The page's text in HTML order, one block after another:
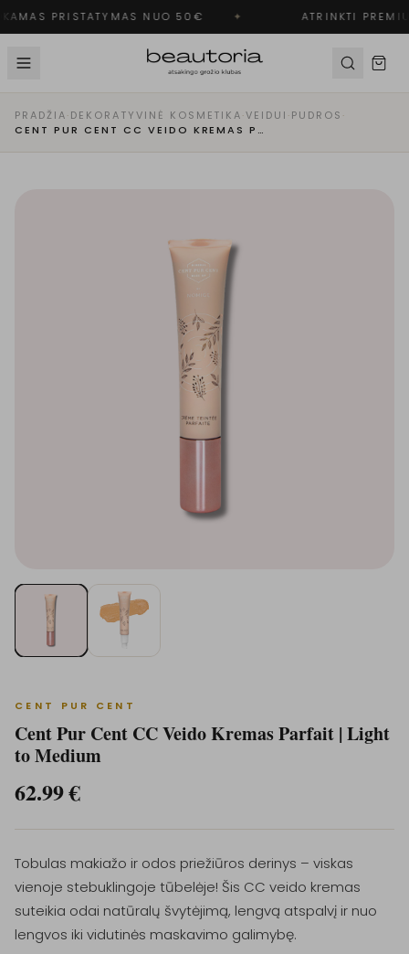
PRISTATYMAS NUO 50€ ✦ ATRINKTI
PRADŽIA·DEKORATYVINĖ KOSMETIKA·VEIDUI ·PUDROS ·
CENT PUR CENT CC VEIDO KREMAS PARFAIT | LIGHT TO MEDIUM
CENT PUR CENT
Cent Pur Cent CC Veido Kremas Parfait | Light
to Medium
62.99€
Tobulas makiažo ir odos priežiūros derinys – viskas
vienoje stebuklingoje tūbelėje! Šis CC veido kremas
suteikia odai natūralų švytėjimą, lengvą atspalvį ir nuo
lengvos iki vidutinės maskavimo galimybę.